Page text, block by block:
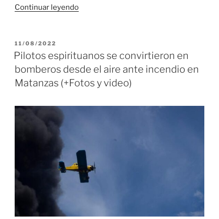
Continuar leyendo«Miguel
incendio
está
controlado,
ahora
PUBLICADO
EL
11/08/2022
Pilotos espirituanos se convirtieron en
bomberos desde el aire ante incendio en
Matanzas (+Fotos y video)